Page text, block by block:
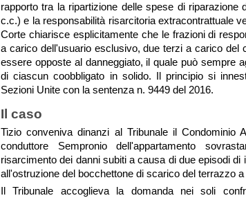
rapporto tra la ripartizione delle spese di riparazione
c.c.) e la responsabilità risarcitoria extracontrattuale
Corte chiarisce esplicitamente che le frazioni di
a carico dell'usuario esclusivo, due terzi a carico
essere opposte al danneggiato, il quale può sempre
di ciascun coobbligato in solido. Il principio si
Sezioni Unite con la sentenza n. 9449 del 2016.
Il caso
Tizio conveniva dinanzi al Tribunale il Condominio
conduttore Sempronio dell'appartamento
risarcimento dei danni subiti a causa di due episodi di
all'ostruzione del bocchettone di scarico del terrazzo a
Il Tribunale accoglieva la domanda nei soli